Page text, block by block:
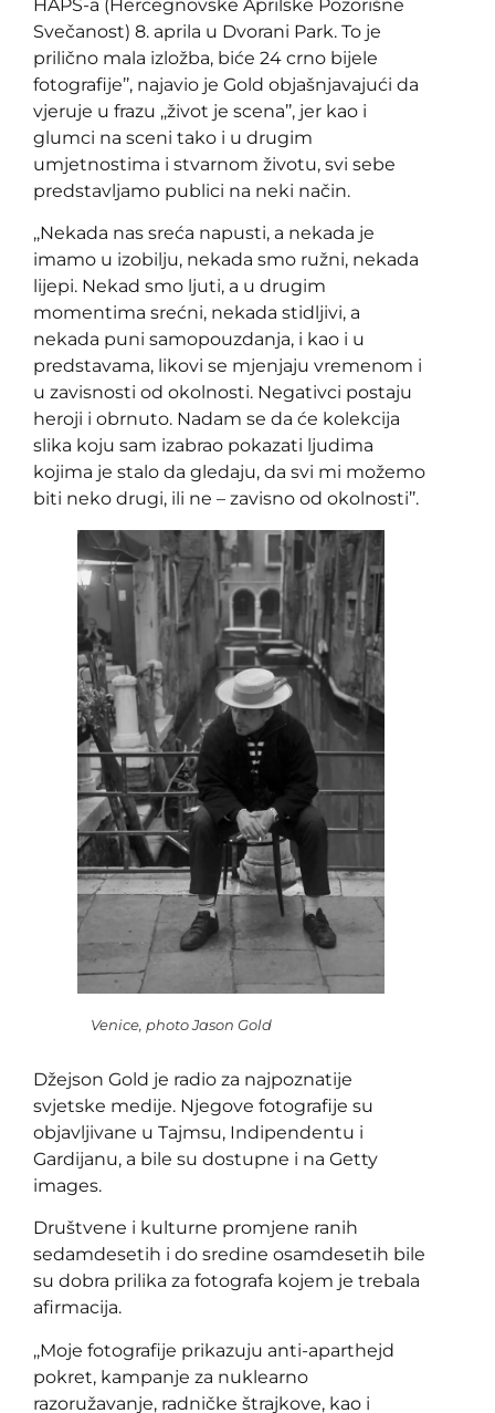
HAPS-a (Hercegnovske Aprilske Pozorišne
Svečanost) 8. aprila u Dvorani Park. To je
prilično mala izložba, biće 24 crno bijele
fotografije’’, najavio je Gold objašnjavajući da
vjeruje u frazu ,,život je scena’’, jer kao i
glumci na sceni tako i u drugim
umjetnostima i stvarnom životu, svi sebe
predstavljamo publici na neki način.
,,Nekada nas sreća napusti, a nekada je
imamo u izobilju, nekada smo ružni, nekada
lijepi. Nekad smo ljuti, a u drugim
momentima srećni, nekada stidljivi, a
nekada puni samopouzdanja, i kao i u
predstavama, likovi se mjenjaju vremenom i
u zavisnosti od okolnosti. Negativci postaju
heroji i obrnuto. Nadam se da će kolekcija
slika koju sam izabrao pokazati ljudima
kojima je stalo da gledaju, da svi mi možemo
biti neko drugi, ili ne – zavisno od okolnosti’’.
Venice, photo Jason Gold
Džejson Gold je radio za najpoznatije
svjetske medije. Njegove fotografije su
objavljivane u Tajmsu, Indipendentu i
Gardijanu, a bile su dostupne i na Getty
images.
Društvene i kulturne promjene ranih
sedamdesetih i do sredine osamdesetih bile
su dobra prilika za fotografa kojem je trebala
afirmacija.
,,Moje fotografije prikazuju anti-aparthejd
pokret, kampanje za nuklearno
razoružavanje, radničke štrajkove, kao i